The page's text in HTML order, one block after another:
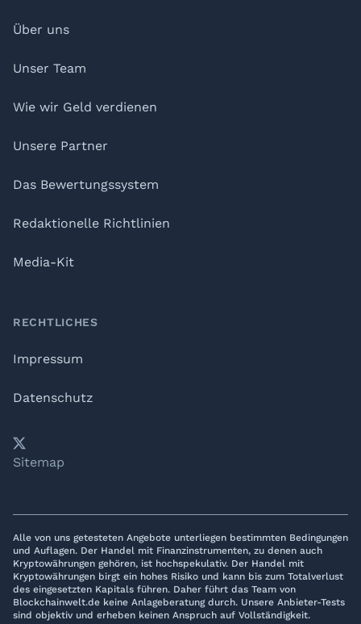
Über uns
Unser Team
Wie wir Geld verdienen
Unsere Partner
Das Bewertungssystem
Redaktionelle Richtlinien
Media-Kit
RECHTLICHES
Impressum
Datenschutz
YouTube
𝕏LinkedIn
Telegram
Sitemap
Alle von uns getesteten Angebote unterliegen bestimmten Bedingungen
und Auflagen. Der Handel mit Finanzinstrumenten, zu denen auch
Kryptowährungen gehören, ist hochspekulativ. Der Handel mit
Kryptowährungen birgt ein hohes Risiko und kann bis zum Totalverlust
des eingesetzten Kapitals führen. Daher führt das Team von
Blockchainwelt.de keine Anlageberatung durch. Unsere Anbieter-Tests
sind objektiv und erheben keinen Anspruch auf Vollständigkeit.